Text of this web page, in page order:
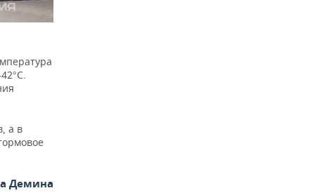
а в
Демина